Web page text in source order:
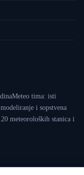
tima: isti
i sopstvena
meteoroloških stanica i